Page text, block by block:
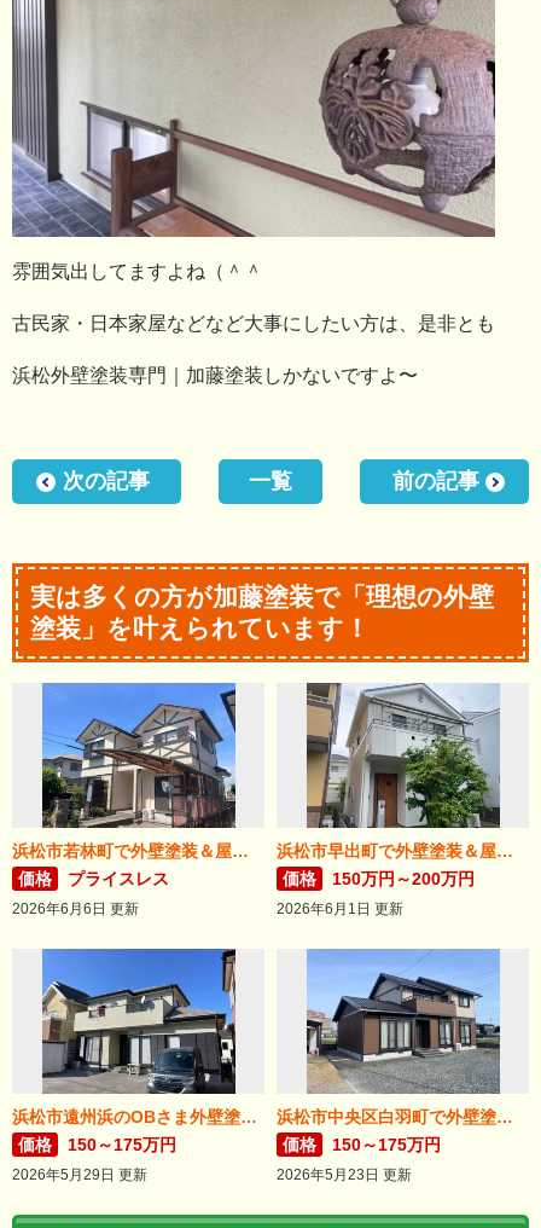
雰囲気出してますよね（＾＾
古民家・日本家屋などなど大事にしたい方は、是非とも
浜松外壁塗装専門｜加藤塗装しかないですよ〜
次の記事 一覧 前の記事
実は多くの方が加藤塗装で「理想の外壁
塗装」を叶えられています！
浜松市若林町で外壁塗装＆屋根リフォームが完成！
価格
プライスレス
2026年6月6日 更新
浜松市早出町で外壁塗装＆屋根カバー工法が完成！
価格
150万円～200万円
2026年6月1日 更新
浜松市遠州浜のOBさま外壁塗装が完了しました。
価格
150～175万円
2026年5月29日 更新
浜松市中央区白羽町で外壁塗装完成。
価格
150～175万円
2026年5月23日 更新